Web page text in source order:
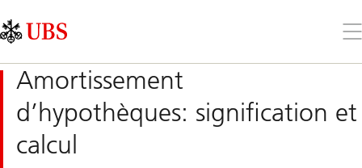
Links
Area
le
Amortissement
d’hypothèques: signification et
calcul